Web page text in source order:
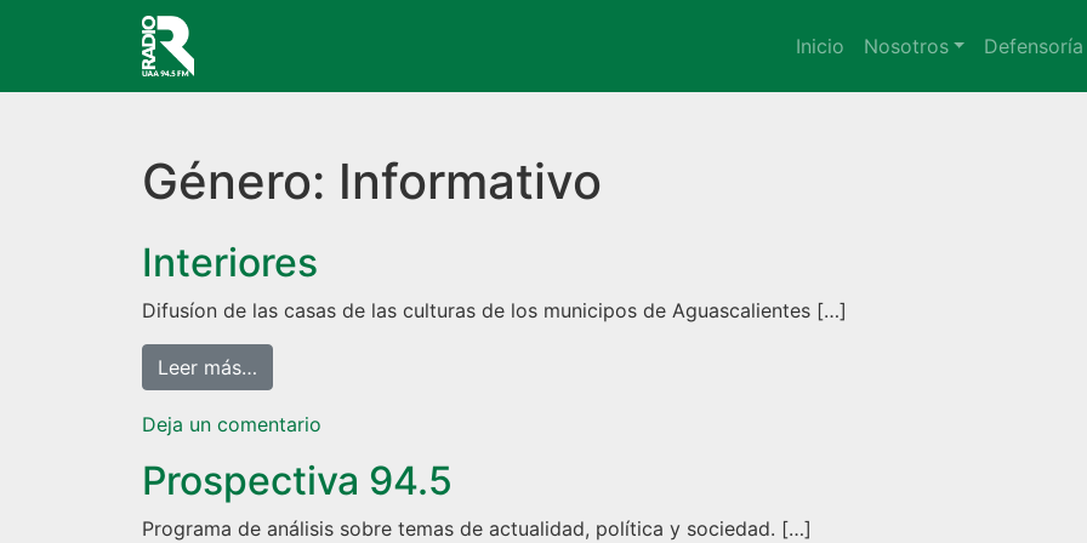
Navegación principal Inicio Nosotros Defensoría
Género: Informativo
Interiores
Difusíon de las casas de las culturas de los municipos de Aguascalientes […]
Leer más…
Deja un comentario
Prospectiva 94.5
Programa de análisis sobre temas de actualidad, política y sociedad. […]